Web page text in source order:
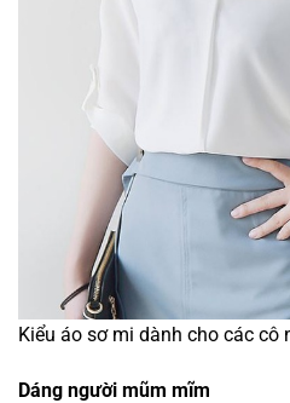
Kiểu áo sơ mi dành cho các cô
Dáng người mũm mĩm